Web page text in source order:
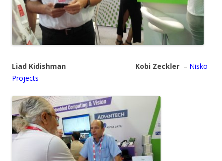
Liad Kidishman Kobi Zeckler – Nisko
Projects